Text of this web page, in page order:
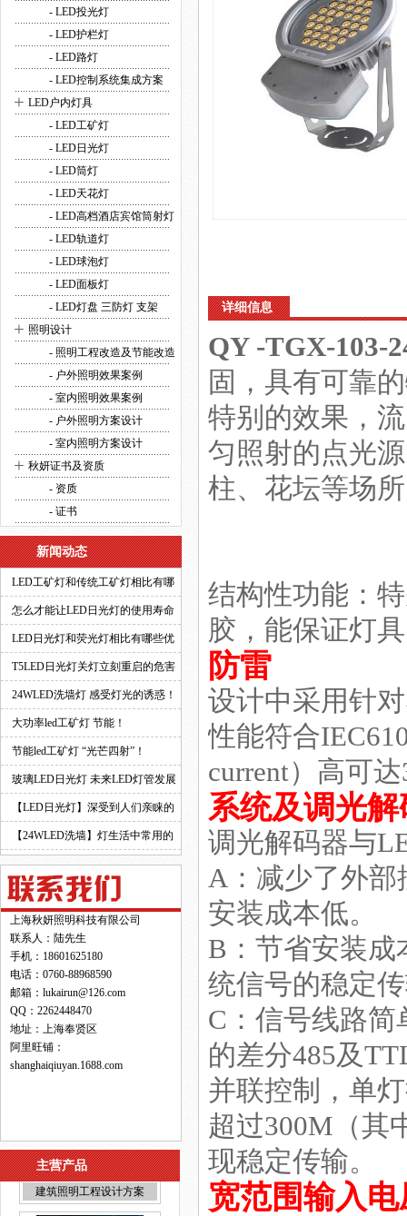
- LED投光灯
- LED护栏灯
- LED路灯
- LED控制系统集成方案
+ LED户内灯具
- LED工矿灯
- LED日光灯
- LED筒灯
- LED天花灯
- LED高档酒店宾馆筒射灯
- LED轨道灯
- LED球泡灯
- LED面板灯
- LED灯盘 三防灯 支架
+ 照明设计
- 照明工程改造及节能改造
- 户外照明效果案例
- 室内照明效果案例
- 户外照明方案设计
- 室内照明方案设计
+ 秋妍证书及资质
- 资质
- 证书
新闻动态
LED工矿灯和传统工矿灯相比有哪
些优势？
怎么才能让LED日光灯的使用寿命
更长？
LED日光灯和荧光灯相比有哪些优
势？
T5LED日光灯关灯立刻重启的危害
有多大？
24WLED洗墙灯 感受灯光的诱惑！
大功率led工矿灯 节能！
节能led工矿灯 “光芒四射”！
玻璃LED日光灯 未来LED灯管发展
的新趋势！
【LED日光灯】深受到人们亲睐的
原因！
【24WLED洗墙】灯生活中常用的
灯具之一！
上海秋妍照明科技有限公司
联系人：陆先生
手机：18601625180
电话：0760-88968590
邮箱：lukairun@126.com
QQ：2262448470
地址：上海奉贤区
阿里旺铺：
shanghaiqiuyan.1688.com
主营产品
详细信息
QY -TGX-103-
固，具有可靠
特别的效果，
匀照射的点光
柱、花坛等场
结构性功能：
胶，能保证灯
防雷
设计中采用针
性能符合
current）高可
系统及调光解
调光解码器与
A：减少了外部
安装成本低。
B：节省安装成
统信号的稳定
C：信号线路简
的差分485及
并联控制，单
超过300M（其
现稳定传输。
宽范围输入电